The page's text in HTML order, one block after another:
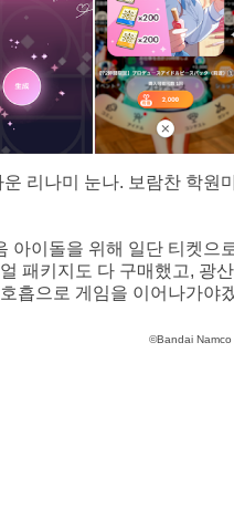
리나미 눈나. 보람찬 학원
아이돌을 위해 일단 티켓으
패키지도 다 구매했고, 광
흡으로 게임을 이어나가야
©Bandai Namco